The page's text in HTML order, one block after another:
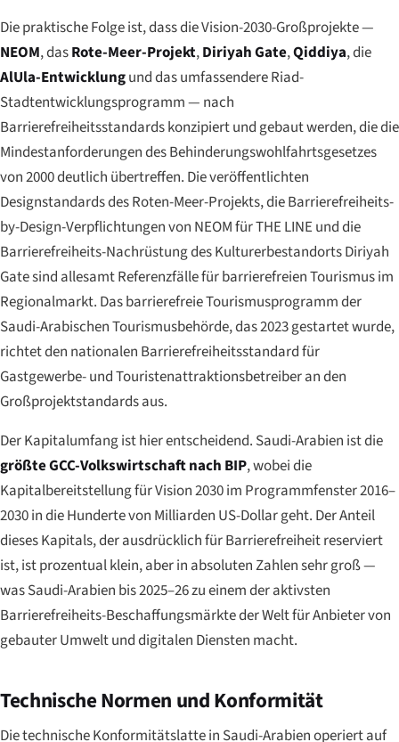
Die praktische Folge ist, dass die Vision-2030-Großprojekte —
NEOM, dasRote-Meer-Projekt,Diriyah Gate,Qiddiya, die
AlUla-Entwicklungund das umfassendere Riad-
Stadtentwicklungsprogramm — nach
Barrierefreiheitsstandards konzipiert und gebaut werden, die die
Mindestanforderungen des Behinderungswohlfahrtsgesetzes
von 2000 deutlich übertreffen. Die veröffentlichten
Designstandards des Roten-Meer-Projekts, die Barrierefreiheits-
by-Design-Verpflichtungen von NEOM für THE LINE und die
Barrierefreiheits-Nachrüstung des Kulturerbestandorts Diriyah
Gate sind allesamt Referenzfälle für barrierefreien Tourismus im
Regionalmarkt. Das barrierefreie Tourismusprogramm der
Saudi-Arabischen Tourismusbehörde, das 2023 gestartet wurde,
richtet den nationalen Barrierefreiheitsstandard für
Gastgewerbe- und Touristenattraktionsbetreiber an den
Großprojektstandards aus.
Der Kapitalumfang ist hier entscheidend. Saudi-Arabien ist die
größte GCC-Volkswirtschaft nach BIP, wobei die
Kapitalbereitstellung für Vision 2030 im Programmfenster 2016–
2030 in die Hunderte von Milliarden US-Dollar geht. Der Anteil
dieses Kapitals, der ausdrücklich für Barrierefreiheit reserviert
ist, ist prozentual klein, aber in absoluten Zahlen sehr groß —
was Saudi-Arabien bis 2025–26 zu einem der aktivsten
Barrierefreiheits-Beschaffungsmärkte der Welt für Anbieter von
gebauter Umwelt und digitalen Diensten macht.
Technische Normen und Konformität
Die technische Konformitätslatte in Saudi-Arabien operiert auf